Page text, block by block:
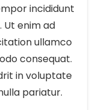
incididunt
Ut enim ad
ullamco
consequat.
in voluptate
pariatur.